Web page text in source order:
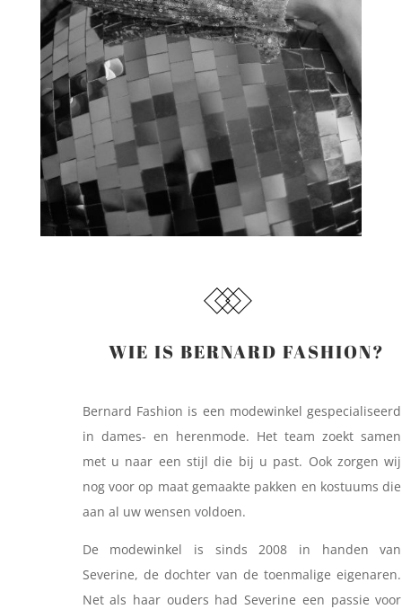
WIE IS BERNARD FASHION?
Bernard Fashion is een modewinkel gespecialiseerd
in dames- en herenmode. Het team zoekt samen
met u naar een stijl die bij u past. Ook zorgen wij
nog voor op maat gemaakte pakken en kostuums die
aan al uw wensen voldoen.
De modewinkel is sinds 2008 in handen van
Severine, de dochter van de toenmalige eigenaren.
Net als haar ouders had Severine een passie voor